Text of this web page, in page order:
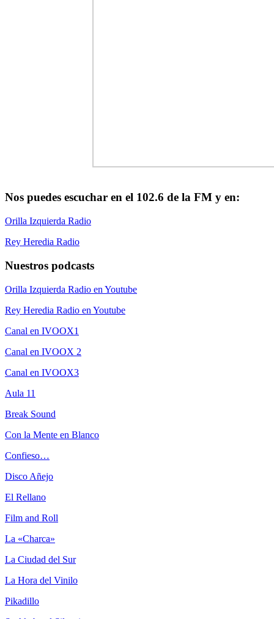
Nos puedes escuchar en el 102.6 de la FM y en:
Orilla Izquierda Radio
Rey Heredia Radio
Nuestros podcasts
Orilla Izquierda Radio en Youtube
Rey Heredia Radio en Youtube
Canal en IVOOX1
Canal en IVOOX 2
Canal en IVOOX3
Aula 11
Break Sound
Con la Mente en Blanco
Confieso…
Disco Añejo
El Rellano
Film and Roll
La «Charca»
La Ciudad del Sur
La Hora del Vinilo
Pikadillo